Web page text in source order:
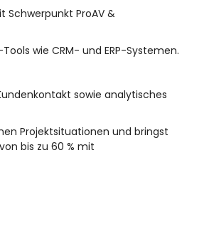
Schwerpunkt ProAV &
wie CRM- und ERP-Systemen.
sowie analytisches
Projektsituationen und bringst
bis zu 60 % mit